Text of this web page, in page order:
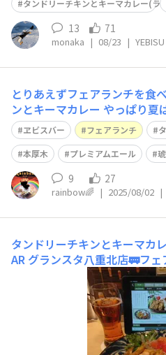
タンドリーチキンとキーマカレー(ラ
13 71
monaka | 08/23 |
とりあえずフェアランチを食
ヱビスバー フェアランチ
本厚木
プレミアムエール
9 27
rainbow🌈 | 2025/08/02 |
タンドリーチキンとキーマカ
AR グランスタ八重北店🚃フ
キンとキーマカレー」をライ
ールド＆アンバーと共に🍺